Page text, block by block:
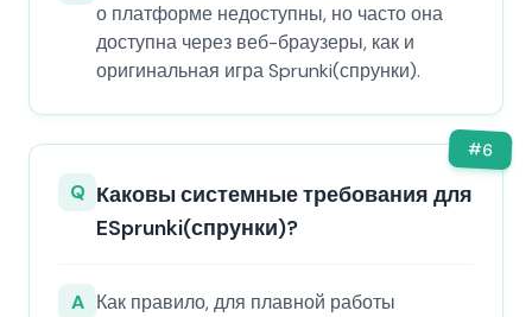
о платформе недоступны, но часто она
доступна через веб-браузеры, как и
оригинальная игра Sprunki(спрунки).
#6
Q Каковы системные требования для
ESprunki(спрунки)?
A Как правило, для плавной работы